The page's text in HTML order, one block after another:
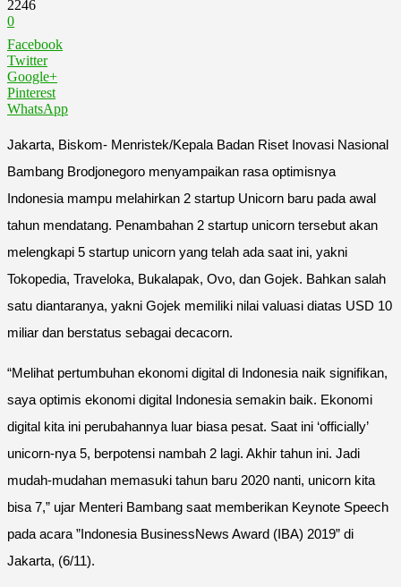
2246
0
Facebook
Twitter
Google+
Pinterest
WhatsApp
Jakarta, Biskom- Menristek/Kepala Badan Riset Inovasi Nasional
Bambang Brodjonegoro menyampaikan rasa optimisnya
Indonesia mampu melahirkan 2 startup Unicorn baru pada awal
tahun mendatang. Penambahan 2 startup unicorn tersebut akan
melengkapi 5 startup unicorn yang telah ada saat ini, yakni
Tokopedia, Traveloka, Bukalapak, Ovo, dan Gojek. Bahkan salah
satu diantaranya, yakni Gojek memiliki nilai valuasi diatas USD 10
miliar dan berstatus sebagai decacorn.
“Melihat pertumbuhan ekonomi digital di Indonesia naik signifikan,
saya optimis ekonomi digital Indonesia semakin baik. Ekonomi
digital kita ini perubahannya luar biasa pesat. Saat ini ‘officially’
unicorn-nya 5, berpotensi nambah 2 lagi. Akhir tahun ini. Jadi
mudah-mudahan memasuki tahun baru 2020 nanti, unicorn kita
bisa 7,” ujar Menteri Bambang saat memberikan Keynote Speech
pada acara ”Indonesia BusinessNews Award (IBA) 2019” di
Jakarta, (6/11).